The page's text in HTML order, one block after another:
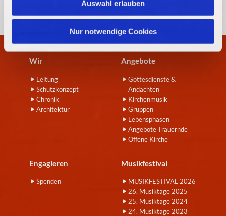
Auswahl erlauben
Nur notwendige Cookies
Wir
Leitung
Schutzkonzept
Chronik
Architektur
Angebote
Gottesdienste &
Andachten
Kirchenmusik
Gruppen
Lebensphasen
Angebote Trauernde
Offene Kirche
Engagieren
Spenden
Musikfestival
MUSIKFESTIVAL 2026
26. Musiktage 2025
25. Musiktage 2024
24. Musiktage 2023